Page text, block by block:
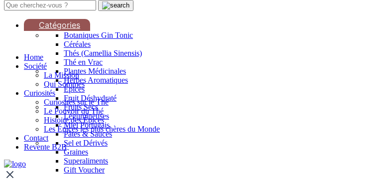
Catégories
Botaniques Gin Tonic
Céréales
Thés (Camellia Sinensis)
Thé en Vrac
Plantes Médicinales
Herbes Aromatiques
Épices
Fruit Déshydraté
Fruits Secs
Légumineuses
Miel Portugais
Pâtes & Sauces
Sel et Dérivés
Graines
Superaliments
Gift Voucher
Home
Société
La Mission
Qui Sommes
Curiosités
Curiosités sur le Thé
Le Pouvoir du Thé
Histoire des Épices
Les Épices les plus chères du Monde
Contact
Revente B2B